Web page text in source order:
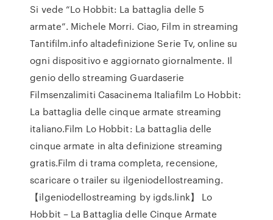
Si vede “Lo Hobbit: La battaglia delle 5
armate”. Michele Morri. Ciao, Film in streaming
Tantifilm.info altadefinizione Serie Tv, online su
ogni dispositivo e aggiornato giornalmente. Il
genio dello streaming Guardaserie
Filmsenzalimiti Casacinema Italiafilm Lo Hobbit:
La battaglia delle cinque armate streaming
italiano.Film Lo Hobbit: La battaglia delle
cinque armate in alta definizione streaming
gratis.Film di trama completa, recensione,
scaricare o trailer su ilgeniodellostreaming.
【ilgeniodellostreaming by igds.link】 Lo
Hobbit – La Battaglia delle Cinque Armate